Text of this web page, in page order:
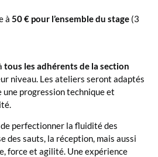
à 50 € pour l’ensemble du stage (3
tous les adhérents de la section
niveau. Les ateliers seront adaptés
progression technique et
de perfectionner la fluidité des
des sauts, la réception, mais aussi
force et agilité. Une expérience